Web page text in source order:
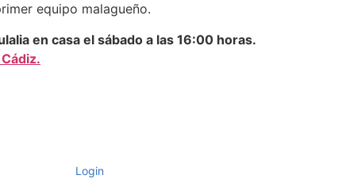
equipo malagueño.
en casa el sábado a las 16:00 horas.
Login